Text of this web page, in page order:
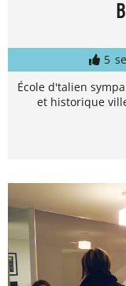
5
École d'talien
et historique